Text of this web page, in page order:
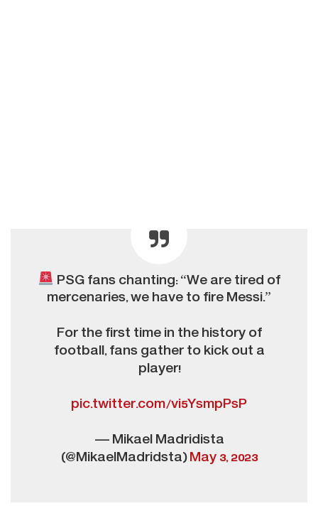
PSG fans chanting: “We are tired of
mercenaries, we have to fire Messi.”
For the first time in the history of
football, fans gather to kick out a
player!
pic.twitter.com/vi5YsmpPsP
— Mikael Madridista
(@MikaelMadridsta)May 3, 2023